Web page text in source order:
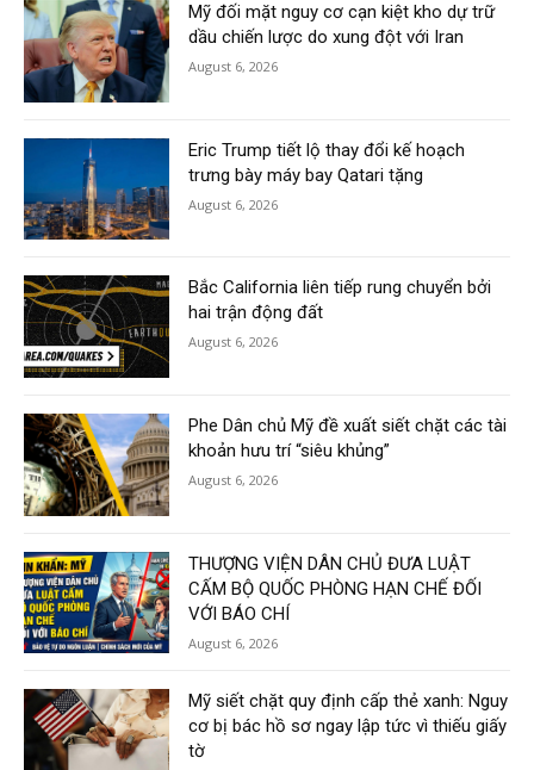
Mỹ đối mặt nguy cơ cạn kiệt kho dự trữ
dầu chiến lược do xung đột với Iran
August 6, 2026
Eric Trump tiết lộ thay đổi kế hoạch
trưng bày máy bay Qatari tặng
August 6, 2026
Bắc California liên tiếp rung chuyển bởi
hai trận động đất
August 6, 2026
Phe Dân chủ Mỹ đề xuất siết chặt các tài
khoản hưu trí “siêu khủng”
August 6, 2026
THƯỢNG VIỆN DÂN CHỦ ĐƯA LUẬT
CẤM BỘ QUỐC PHÒNG HẠN CHẾ ĐỐI
VỚI BÁO CHÍ
August 6, 2026
Mỹ siết chặt quy định cấp thẻ xanh: Nguy
cơ bị bác hồ sơ ngay lập tức vì thiếu giấy
tờ